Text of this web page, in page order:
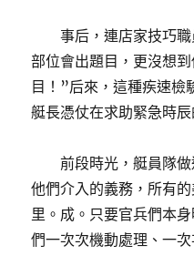
事后，連店家技巧
部位會出題目，更沒想
目！”后來，這種疾速檢
艇長憑仗在求助緊急時
前段時光，艇員隊
他們介入的義務，所有
里。成。只要官兵們本
們一次次機動處理、一次